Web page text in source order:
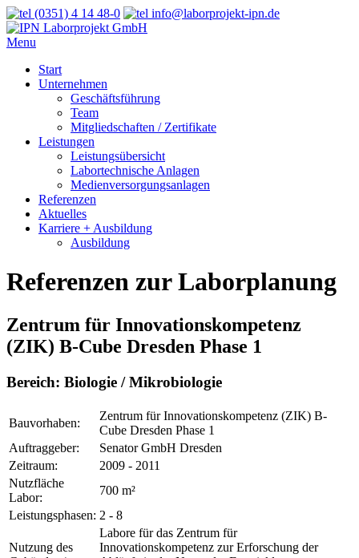
(0351) 4 14 48-0 info@laborprojekt-ipn.de
Menu
Start
Unternehmen
Geschäftsführung
Team
Mitgliedschaften / Zertifikate
Leistungen
Leistungsübersicht
Labortechnische Anlagen
Medienversorgungsanlagen
Referenzen
Aktuelles
Karriere + Ausbildung
Ausbildung
Referenzen zur Laborplanung
Zentrum für Innovationskompetenz
(ZIK) B-Cube Dresden Phase 1
Bereich: Biologie / Mikrobiologie
Bauvorhaben:
Zentrum für Innovationskompetenz (ZIK) B-
Cube Dresden Phase 1
Auftraggeber:
Senator GmbH Dresden
Zeitraum:
2009 - 2011
Nutzfläche
Labor:
700 m²
Leistungsphasen: 2 - 8
Nutzung des
Labore für das Zentrum für
Innovationskompetenz zur Erforschung der